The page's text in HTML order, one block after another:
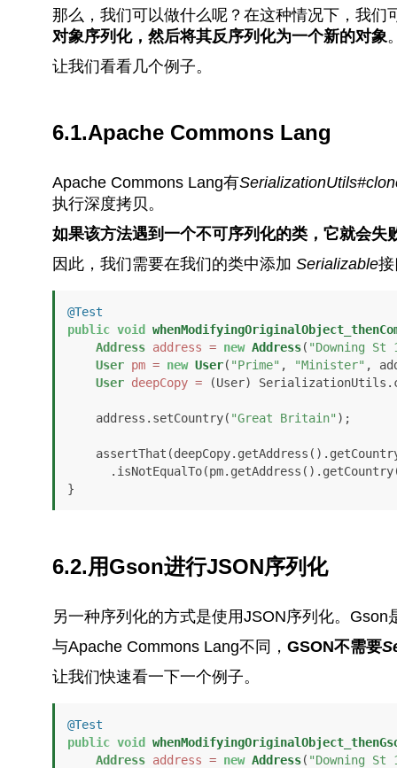
那么，我们可以做什么呢？在这种情况下，我
对象序列化，然后将其反序列化为一个新的对象
让我们看看几个例子。
6.1.Apache Commons Lang
Apache Commons Lang有
执行深度拷贝。
如果该方法遇到一个不可序列化的类，它就会失
因此，我们需要在我们的类中添加 Serializable
@Test
public void
Address address = new Address( "Downing St
User pm = new User( "Prime" , "Minister" ,
User deepCopy = (User)
    address.setCountry(
"Great Britain" );
}
6.2.用Gson进行JSON序列化
另一种序列化的方式是使用JSON序列化。
与Apache Commons Lang不同， GSON不需要
让我们快速看一下一个例子。
@Test
public void
Address address = new Address( "Downing St